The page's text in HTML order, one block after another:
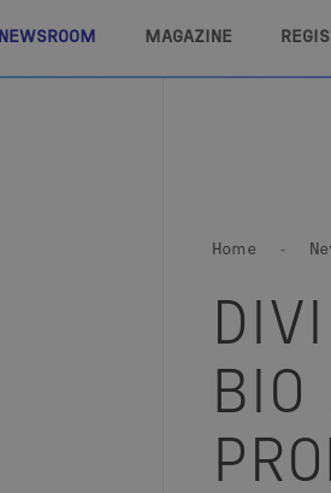
NEWSROOM MAGAZINE
Home
BIO